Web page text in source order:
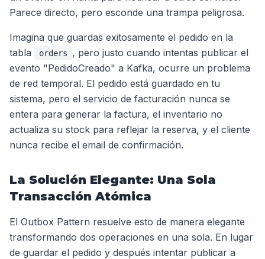
Parece directo, pero esconde una trampa peligrosa.
Imagina que guardas exitosamente el pedido en la
tabla
orders
, pero justo cuando intentas publicar el
evento "PedidoCreado" a Kafka, ocurre un problema
de red temporal. El pedido está guardado en tu
sistema, pero el servicio de facturación nunca se
entera para generar la factura, el inventario no
actualiza su stock para reflejar la reserva, y el cliente
nunca recibe el email de confirmación.
La Solución Elegante: Una Sola
Transacción Atómica
El Outbox Pattern resuelve esto de manera elegante
transformando dos operaciones en una sola. En lugar
de guardar el pedido y después intentar publicar a